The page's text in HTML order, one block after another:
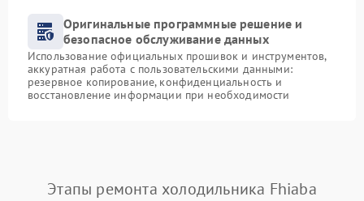
Оригинальные программные решение и
безопасное обслуживание данных
Использование официальных прошивок и инструментов,
аккуратная работа с пользовательскими данными:
резервное копирование, конфиденциальность и
восстановление информации при необходимости
Этапы ремонта холодильника Fhiaba